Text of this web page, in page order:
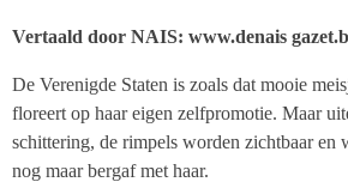
Vertaald door NAIS: www.denais
De Verenigde Staten is zoals dat mooie
floreert op haar eigen zelfpromotie. Maar
schittering, de rimpels worden zichtbaar en
nog maar bergaf met haar.